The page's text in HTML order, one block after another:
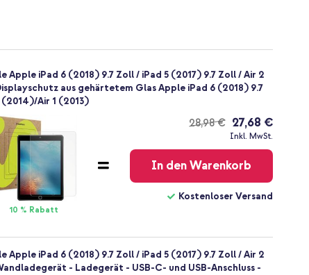
iPad 6 (2018) 9.7 Zoll / iPad 5 (2017) 9.7 Zoll / Air 2
aus gehärtetem Glas Apple iPad 6 (2018) 9.7
(2014)/Air 1 (2013)
10 % Rabatt
28,98 €
Kostenloser
27,68 €
Inkl. MwSt.
In den Warenkorb
Kostenloser Versand
iPad 6 (2018) 9.7 Zoll / iPad 5 (2017) 9.7 Zoll / Air 2
- Ladegerät - USB-C- und USB-Anschluss -